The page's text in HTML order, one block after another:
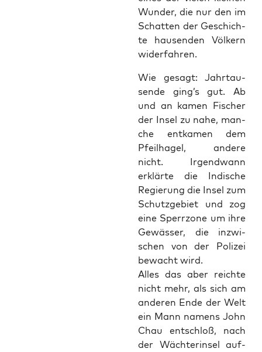
Wun­der, die nur den im
Schat­ten der Geschich­
te hau­sen­den Völ­kern
widerfahren.
Wie gesagt: Jahr­tau­
sen­de ging’s gut. Ab
und an kamen Fischer
der Insel zu nahe, man­
che ent­ka­men dem
Pfeil­ha­gel, ande­re
nicht. Irgend­wann
erklär­te die Indi­sche
Regie­rung die Insel zum
Schutz­ge­biet und zog
eine Sperr­zo­ne um ihre
Gewäs­ser, die inzwi­
schen von der Poli­zei
bewacht wird.
Alles das aber reich­te
nicht mehr, als sich am
ande­ren Ende der Welt
ein Mann namens John
Chau ent­schloß, nach
der Wäch­ter­in­sel auf­